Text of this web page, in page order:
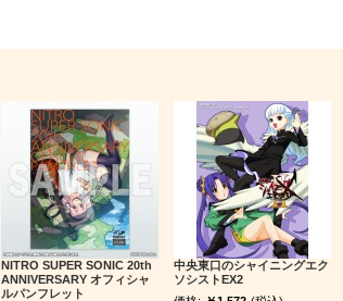
NITRO SUPER SONIC 20th
ANNIVERSARY オフィシャ
ルパンフレット
中央東口のシャイニングエク
ソシストEX2